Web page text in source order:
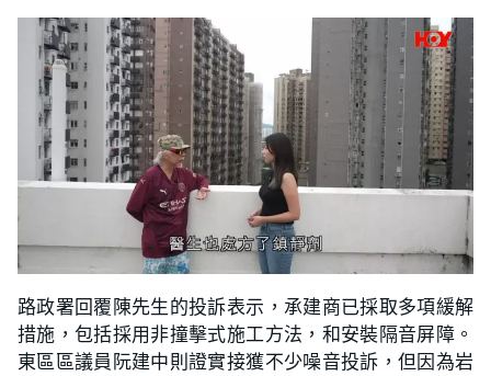
路政署回覆陳先生的投訴表示，承建商已採取多項緩解
措施，包括採用非撞擊式施工方法，和安裝隔音屏障。
東區區議員阮建中則證實接獲不少噪音投訴，但因為岩